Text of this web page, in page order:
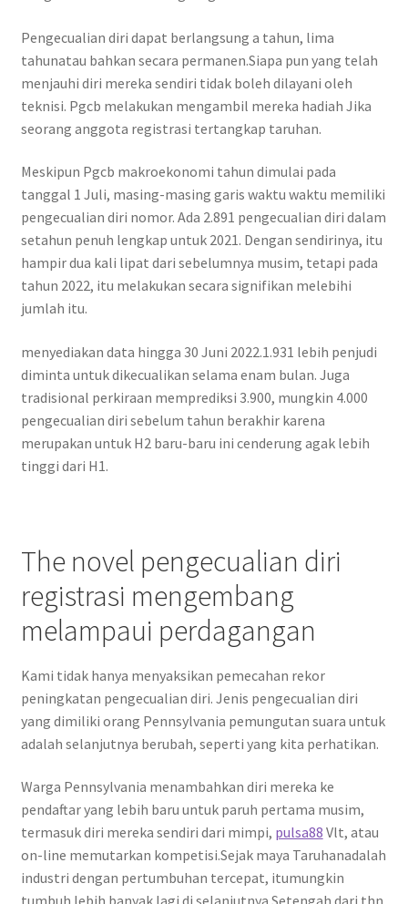
Pengecualian diri dapat berlangsung a tahun, lima
tahunatau bahkan secara permanen.Siapa pun yang telah
menjauhi diri mereka sendiri tidak boleh dilayani oleh
teknisi. Pgcb melakukan mengambil mereka hadiah Jika
seorang anggota registrasi tertangkap taruhan.
Meskipun Pgcb makroekonomi tahun dimulai pada
tanggal 1 Juli, masing-masing garis waktu waktu memiliki
pengecualian diri nomor. Ada 2.891 pengecualian diri dalam
setahun penuh lengkap untuk 2021. Dengan sendirinya, itu
hampir dua kali lipat dari sebelumnya musim, tetapi pada
tahun 2022, itu melakukan secara signifikan melebihi
jumlah itu.
menyediakan data hingga 30 Juni 2022.1.931 lebih penjudi
diminta untuk dikecualikan selama enam bulan. Juga
tradisional perkiraan memprediksi 3.900, mungkin 4.000
pengecualian diri sebelum tahun berakhir karena
merupakan untuk H2 baru-baru ini cenderung agak lebih
tinggi dari H1.
The novel pengecualian diri
registrasi mengembang
melampaui perdagangan
Kami tidak hanya menyaksikan pemecahan rekor
peningkatan pengecualian diri. Jenis pengecualian diri
yang dimiliki orang Pennsylvania pemungutan suara untuk
adalah selanjutnya berubah, seperti yang kita perhatikan.
Warga Pennsylvania menambahkan diri mereka ke
pendaftar yang lebih baru untuk paruh pertama musim,
termasuk diri mereka sendiri dari mimpi, pulsa88 Vlt, atau
on-line memutarkan kompetisi.Sejak maya Taruhanadalah
industri dengan pertumbuhan tercepat, itumungkin